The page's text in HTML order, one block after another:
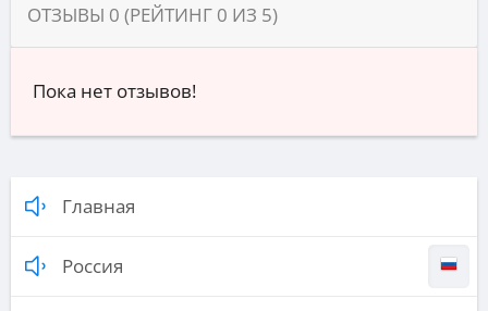
ОТЗЫВЫ 0 (РЕЙТИНГ 0 ИЗ 5)
Пока нет отзывов!
Главная
Россия